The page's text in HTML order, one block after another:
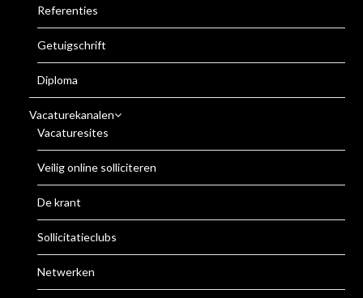
Referenties
Getuigschrift
Diploma
Vacaturekanalen
Vacaturesites
Veilig online solliciteren
De krant
Sollicitatieclubs
Netwerken